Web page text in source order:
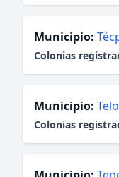
Municipio:
Colonias
Municipio:
Colonias